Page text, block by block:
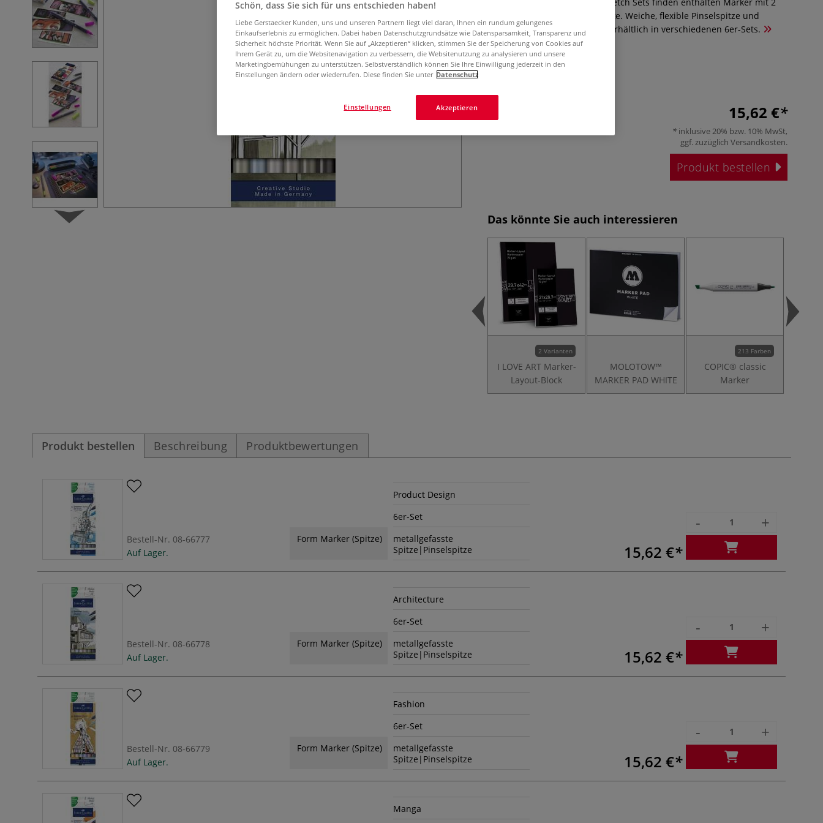
Spitzen und alkoholbasierter Tinte. Weiche, flexible Pinselspitze und
metallgefasste Fineliner Spitze. Erhältlich in verschiedenen 6er-Sets.
Mehr
15,62 €
inklusive 20% bzw. 10% MwSt,
ggf. zuzüglich Versandkosten.
Produkt bestellen
Das könnte Sie auch interessieren
2 Varianten
I LOVE ART Marker-
Layout-Block
MOLOTOW™
MARKER PAD WHITE
213 Farben
COPIC® classic
Marker
Produkt bestellen Beschreibung Produktbewertungen
Bestell-Nr. 08-66777
Auf Lager.
Product Design
6er-Set
Form Marker (Spitze)
metallgefasste
Spitze|Pinselspitze
15,62 €
- +
Bestell-Nr. 08-66778
Auf Lager.
Architecture
6er-Set
Form Marker (Spitze)
metallgefasste
Spitze|Pinselspitze
15,62 €
- +
Bestell-Nr. 08-66779
Auf Lager.
Fashion
6er-Set
Form Marker (Spitze)
metallgefasste
Spitze|Pinselspitze
15,62 €
- +
Manga
Schön, dass Sie sich für uns entschieden haben!
Liebe Gerstaecker Kunden, uns und unseren Partnern liegt viel daran, Ihnen ein rundum gelungenes
Einkaufserlebnis zu ermöglichen. Dabei haben Datenschutzgrundsätze wie Datensparsamkeit, Transparenz und
Sicherheit höchste Priorität. Wenn Sie auf „Akzeptieren“ klicken, stimmen Sie der Speicherung von Cookies auf
Ihrem Gerät zu, um die Websitenavigation zu verbessern, die Websitenutzung zu analysieren und unsere
Marketingbemühungen zu unterstützen. Selbstverständlich können Sie Ihre Einwilligung jederzeit in den
Einstellungen ändern oder wiederrufen. Diese finden Sie unter Datenschutz
Akzeptieren
Einstellungen